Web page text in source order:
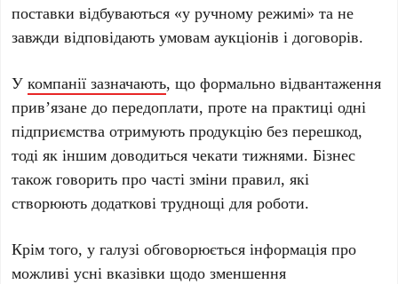
поставки відбуваються «у ручному режимі» та не
завжди відповідають умовам аукціонів і договорів.
Укомпанії зазначають, що формально відвантаження
прив’язане до передоплати, проте на практиці одні
підприємства отримують продукцію без перешкод,
тоді як іншим доводиться чекати тижнями. Бізнес
також говорить про часті зміни правил, які
створюють додаткові труднощі для роботи.
Крім того, у галузі обговорюється інформація про
можливі усні вказівки щодо зменшення